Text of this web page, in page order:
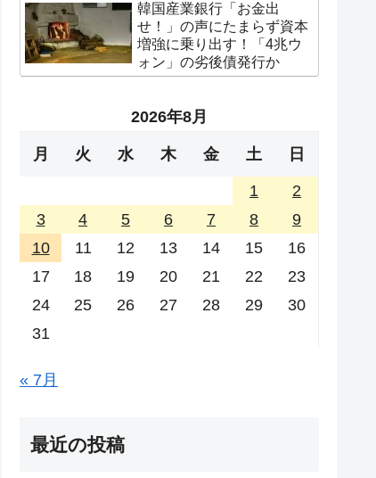
韓国産業銀行「お金出
せ！」の声にたまらず資本
増強に乗り出す！「4兆ウ
ォン」の劣後債発行か
2026年8月
月 火 水 木 金 土 日
1
2
3
4 5 6 7 8
9
10
11 12 13 14 15
16
17
18 19 20 21 22
23
24
25 26 27 28 29
30
31
« 7月
最近の投稿